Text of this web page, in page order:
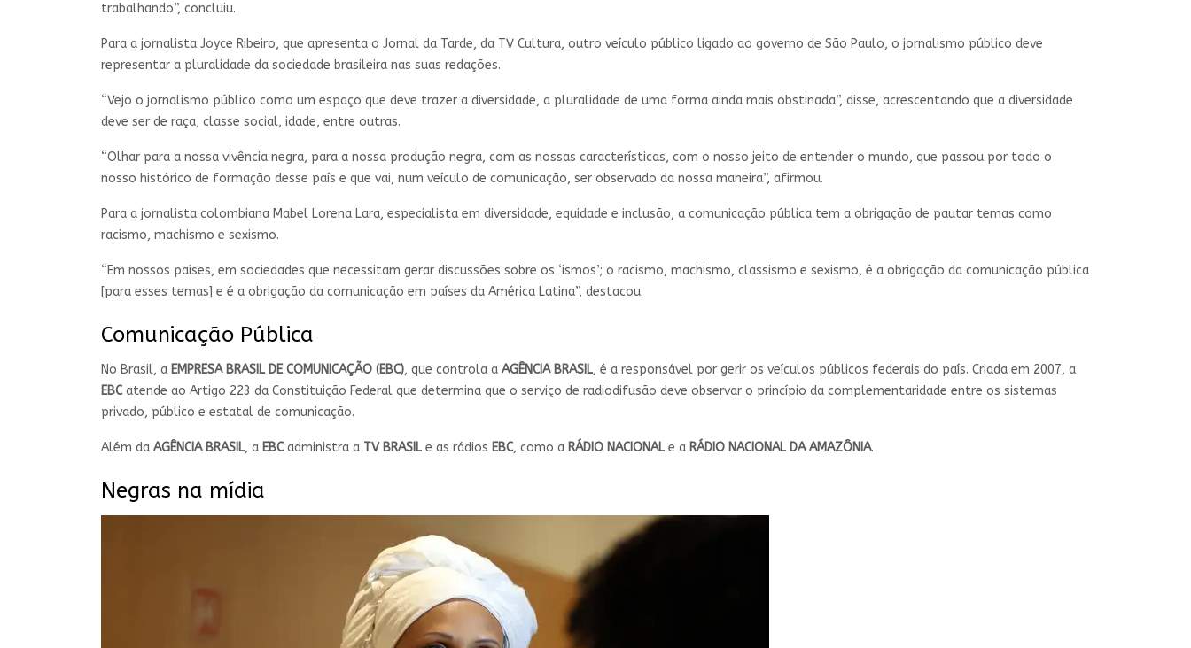
trabalhando”, concluiu.
Para a jornalista Joyce Ribeiro, que apresenta o Jornal da Tarde, da TV Cultura, outro veículo público ligado ao governo de São Paulo, o jornalismo público deve
representar a pluralidade da sociedade brasileira nas suas redações.
“Vejo o jornalismo público como um espaço que deve trazer a diversidade, a pluralidade de uma forma ainda mais obstinada”, disse, acrescentando que a diversidade
deve ser de raça, classe social, idade, entre outras.
“Olhar para a nossa vivência negra, para a nossa produção negra, com as nossas características, com o nosso jeito de entender o mundo, que passou por todo o
nosso histórico de formação desse país e que vai, num veículo de comunicação, ser observado da nossa maneira”, afirmou.
Para a jornalista colombiana Mabel Lorena Lara, especialista em diversidade, equidade e inclusão, a comunicação pública tem a obrigação de pautar temas como
racismo, machismo e sexismo.
“Em nossos países, em sociedades que necessitam gerar discussões sobre os ‘ismos’; o racismo, machismo, classismo e sexismo, é a obrigação da comunicação pública
[para esses temas] e é a obrigação da comunicação em países da América Latina”, destacou.
Comunicação Pública
No Brasil, a EMPRESA BRASIL DE COMUNICAÇÃO (EBC), que controla a AGÊNCIA BRASIL, é a responsável por gerir os veículos públicos federais do país. Criada em 2007, a
EBC atende ao Artigo 223 da Constituição Federal que determina que o serviço de radiodifusão deve observar o princípio da complementaridade entre os sistemas
privado, público e estatal de comunicação.
Além da AGÊNCIA BRASIL, a EBC administra a TV BRASIL e as rádios EBC, como a RÁDIO NACIONAL e a RÁDIO NACIONAL DA AMAZÔNIA.
Negras na mídia